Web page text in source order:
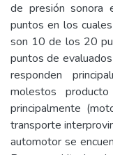
de presión sonora
puntos en los
son 10 de los 20
puntos de
responden
molestos
principalmente
transporte
automotor se